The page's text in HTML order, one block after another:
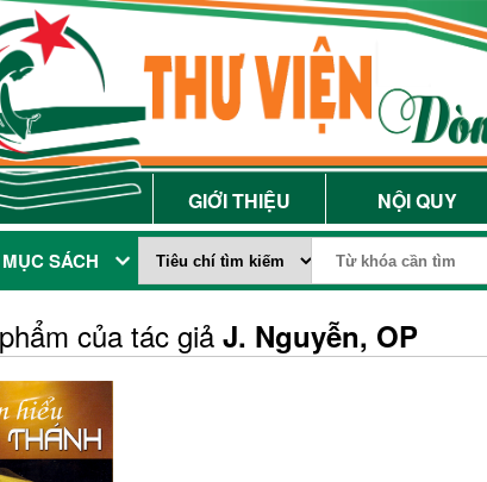
GIỚI THIỆU NỘI QUY
SÁCH
của tác giả J. Nguyễn, OP